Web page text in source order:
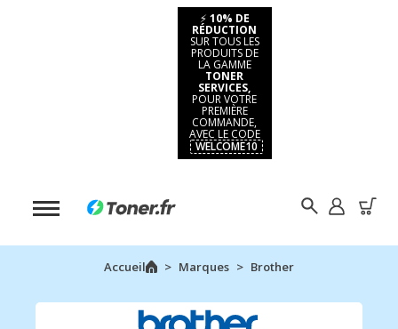
⚡ 10% DE
RÉDUCTION
SUR TOUS LES
PRODUITS DE
LA GAMME
TONER
SERVICES,
POUR VOTRE
PREMIÈRE
COMMANDE,
AVEC LE CODE
WELCOME10
Accueil Marques Brother